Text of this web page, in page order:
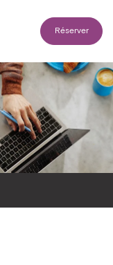
Réserver